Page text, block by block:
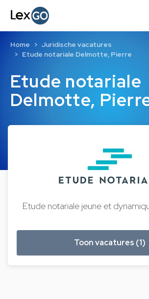
Etude notariale
Delmotte,
Home
Juridische vacatures
Etude notariale Delmotte, Pierre
Etude notariale jeune et
Toon vacatures (1)